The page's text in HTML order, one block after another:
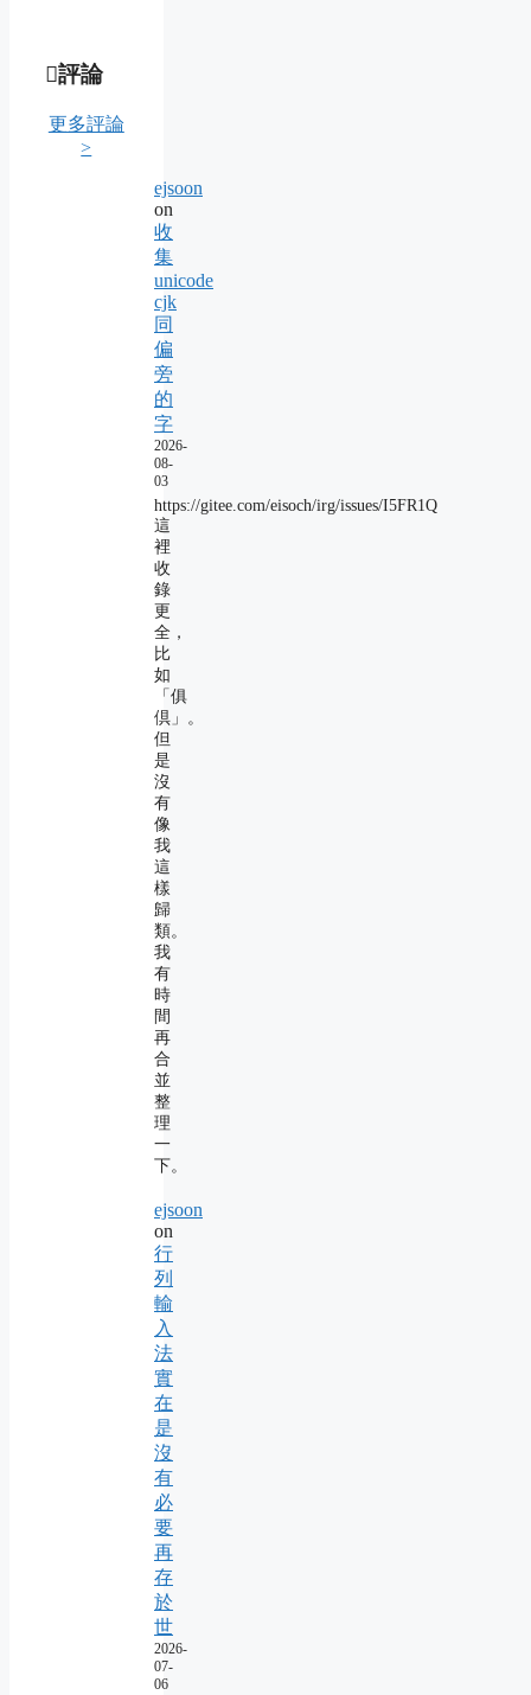
評論
更多評論
>
ejsoon
on
收
集
unicode
cjk
同
偏
旁
的
字
2026-
08-
03
https://gitee.com/eisoch/irg/issues/I5FR1Q
這
裡
收
錄
更
全，
比
如
「俱
倶」。
但
是
沒
有
像
我
這
樣
歸
類。
我
有
時
間
再
合
並
整
理
一
下。
ejsoon
on
行
列
輸
入
法
實
在
是
沒
有
必
要
再
存
於
世
2026-
07-
06